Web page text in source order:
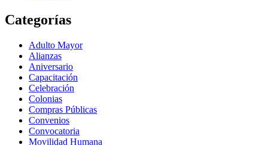
Categorías
Adulto Mayor
Alianzas
Aniversario
Capacitación
Celebración
Colonias
Compras Públicas
Convenios
Convocatoria
Movilidad Humana